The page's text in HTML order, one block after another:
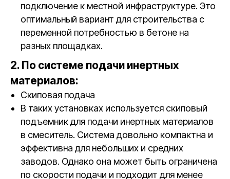
подключение к местной инфраструктуре. Это
оптимальный вариант для строительства с
переменной потребностью в бетоне на
разных площадках.
2. По системе подачи инертных
материалов:
Скиповая подача
В таких установках используется скиповый
подъемник для подачи инертных материалов
в смеситель. Система довольно компактна и
эффективна для небольших и средних
заводов. Однако она может быть ограничена
по скорости подачи и подходит для менее